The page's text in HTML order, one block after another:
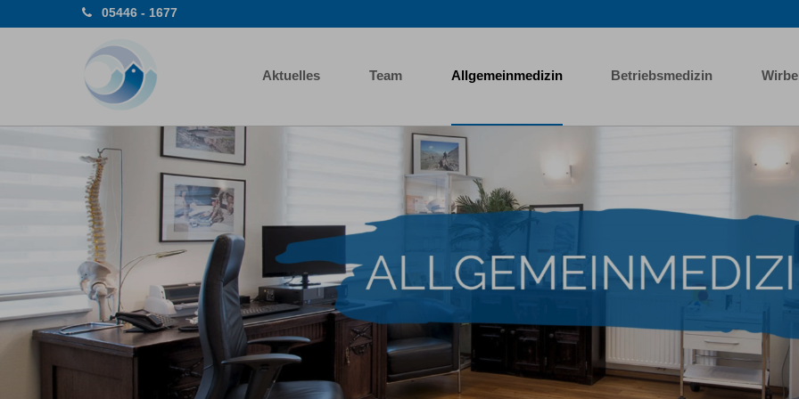
05446 - 1677
Aktuelles Team Allgemeinmedizin Betriebsmedizin